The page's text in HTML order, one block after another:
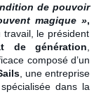
de pouvoir
magique »,
le président
de génération
composé d’un
, une entreprise
dans la